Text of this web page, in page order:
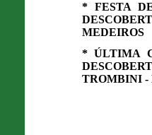
* FESTA
MEDEIROS
* ÚLTIMA
TROMBINI -